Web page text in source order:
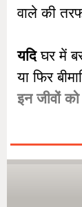
वाले की
यदिघर में
या फिर
इन जीवों